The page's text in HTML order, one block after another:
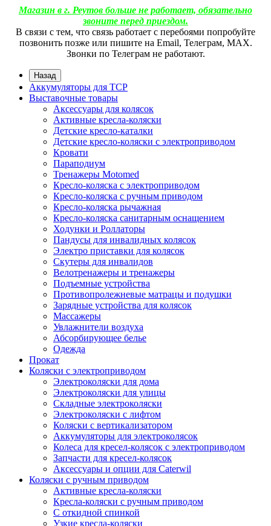
Магазин в г. Реутов больше не работает, обязательно
звоните перед приездом.
В связи с тем, что связь работает с перебоями попробуйте
позвонить позже или пишите на Email, Телеграм, МАХ.
Звонки по Телеграм не работают.
Назад
Аккумуляторы для ТСР
Выставочные товары
Аксессуары для колясок
Активные кресла-коляски
Детские кресло-каталки
Детские кресло-коляски с электроприводом
Кровати
Параподиум
Тренажеры Motomed
Кресло-коляска с электроприводом
Кресло-коляска с ручным приводом
Кресло-коляска рычажная
Кресло-коляска санитарным оснащением
Ходунки и Роллаторы
Пандусы для инвалидных колясок
Электро приставки для колясок
Скутеры для инвалидов
Велотренажеры и тренажеры
Подъемные устройства
Противопролежневые матрацы и подушки
Зарядные устройства для колясок
Массажеры
Увлажнители воздуха
Абсорбирующее белье
Одежда
Прокат
Коляски с электроприводом
Электроколяски для дома
Электроколяски для улицы
Складные электроколяски
Электроколяски с лифтом
Коляски с вертикализатором
Аккумуляторы для электроколясок
Колеса для кресел-колясок с электроприводом
Запчасти для кресел-колясок
Аксессуары и опции для Caterwil
Коляски с ручным приводом
Активные кресла-коляски
Кресла-коляски с ручным приводом
С откидной спинкой
Узкие кресла-коляски